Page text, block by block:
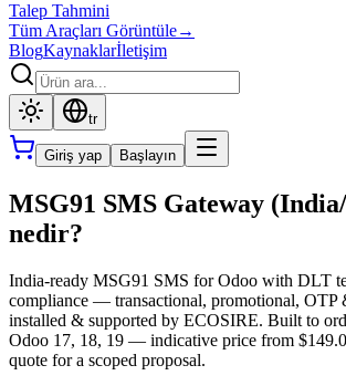
Talep Tahmini
Tüm Araçları Görüntüle→
BlogKaynaklarİletişim
tr
Giriş yap Başlayın
MSG91 SMS Gateway
nedir?
India-ready MSG91 SMS for Odoo with DLT
compliance — transactional, promotional, OTP
installed & supported by ECOSIRE. Built to
Odoo 17, 18, 19 — indicative price from
quote for a scoped proposal.